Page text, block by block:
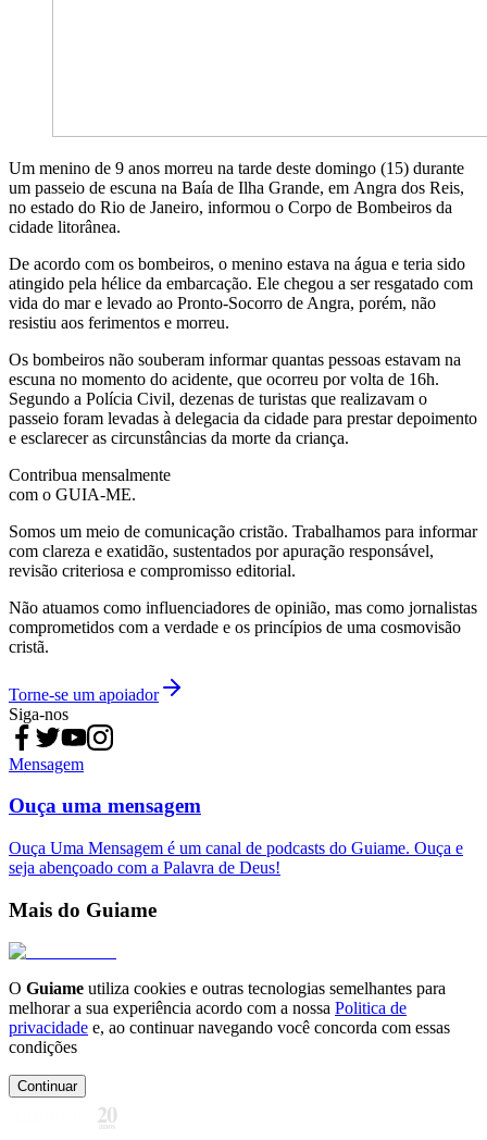
Um menino de 9 anos morreu na tarde deste domingo (15) durante
um passeio de escuna na Baía de Ilha Grande, em Angra dos Reis,
no estado do Rio de Janeiro, informou o Corpo de Bombeiros da
cidade litorânea.
De acordo com os bombeiros, o menino estava na água e teria sido
atingido pela hélice da embarcação. Ele chegou a ser resgatado com
vida do mar e levado ao Pronto-Socorro de Angra, porém, não
resistiu aos ferimentos e morreu.
Os bombeiros não souberam informar quantas pessoas estavam na
escuna no momento do acidente, que ocorreu por volta de 16h.
Segundo a Polícia Civil, dezenas de turistas que realizavam o
passeio foram levadas à delegacia da cidade para prestar depoimento
e esclarecer as circunstâncias da morte da criança.
Contribua mensalmente
com o GUIA-ME.
Somos um meio de comunicação cristão. Trabalhamos para informar
com clareza e exatidão, sustentados por apuração responsável,
revisão criteriosa e compromisso editorial.
Não atuamos como influenciadores de opinião, mas como jornalistas
comprometidos com a verdade e os princípios de uma cosmovisão
cristã.
Torne-se um apoiador
Siga-nos
Mensagem
Ouça uma mensagem
Ouça Uma Mensagem é um canal de podcasts do Guiame. Ouça e
seja abençoado com a Palavra de Deus!
Mais do Guiame
O Guiame utiliza cookies e outras tecnologias semelhantes para
melhorar a sua experiência acordo com a nossa Politica de
privacidade e, ao continuar navegando você concorda com essas
condições
Continuar